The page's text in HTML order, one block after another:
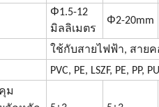
Φ1.5-12
มิลลิเมตร
Φ2-20mm
ใช้กับสายไฟฟ้า, สาย
PVC, PE, LSZF, PE, PP,
ม